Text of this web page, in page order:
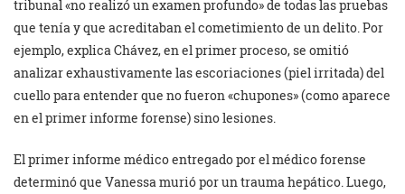
tribunal «no realizó un examen profundo» de todas las pruebas
que tenía y que acreditaban el cometimiento de un delito. Por
ejemplo, explica Chávez, en el primer proceso, se omitió
analizar exhaustivamente las escoriaciones (piel irritada) del
cuello para entender que no fueron «chupones» (como aparece
en el primer informe forense) sino lesiones.
El primer informe médico entregado por el médico forense
determinó que Vanessa murió por un trauma hepático. Luego,